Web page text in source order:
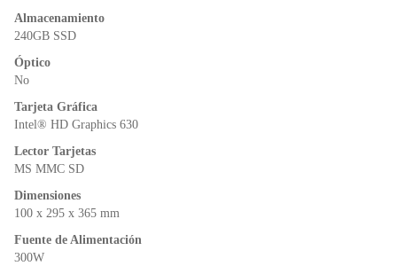
Almacenamiento
240GB SSD
Óptico
No
Tarjeta Gráfica
Intel® HD Graphics 630
Lector Tarjetas
MS MMC SD
Dimensiones
100 x 295 x 365 mm
Fuente de Alimentación
300W